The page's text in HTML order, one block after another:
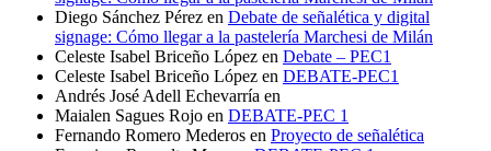
Diego Sánchez Pérez en Debate de señalética y digital
signage: Cómo llegar a la pastelería Marchesi de Milán
Celeste Isabel Briceño López en Debate – PEC1
Celeste Isabel Briceño López en DEBATE-PEC1
Andrés José Adell Echevarría en
Maialen Sagues Rojo en DEBATE-PEC 1
Fernando Romero Mederos en Proyecto de señalética